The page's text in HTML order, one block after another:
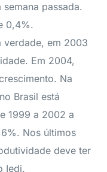
passada.
0,4%.
verdade, em 2003
Em 2004,
Na
Brasil está
1999 a 2002 a
Nos últimos
deve ter
Iedi.